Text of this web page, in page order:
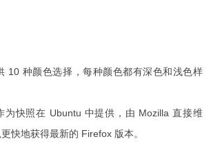
10 种颜色选择，每种颜色都有深色和浅色样
为快照在 Ubuntu 中提供，由 Mozilla 直接维
快地获得最新的 Firefox 版本。